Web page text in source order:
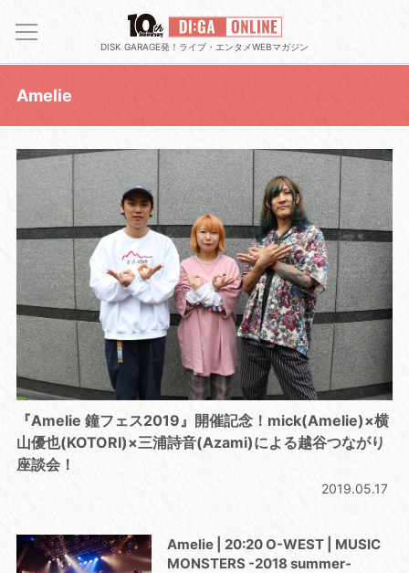
DISK GARAGE発！ライブ・エンタメWEBマガジン
Amelie
『Amelie 鐘フェス2019』開催記念！mick(Amelie)×横
山優也(KOTORI)×三浦詩音(Azami)による越谷つながり
座談会！
2019.05.17
Amelie | 20:20 O-WEST | MUSIC
MONSTERS -2018 summer-